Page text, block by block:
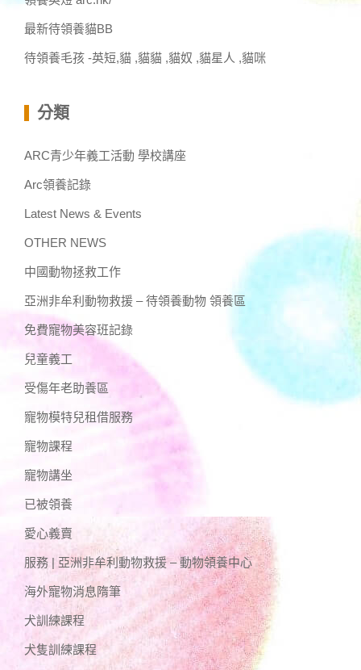
最新待領養貓BB
待領養毛孩 -英短,貓 ,貓貓 ,貓奴 ,貓星人 ,貓咪
分類
ARC青少年義工活動 學校講座
Arc領養記錄
Latest News & Events
OTHER NEWS
中國動物拯救工作
亞洲非牟利動物救援 – 待領養動物 領養區
免費寵物美容班記錄
兒童義工
受傷年老助養區
寵物模特兒租借服務
寵物課程
寵物講坐
已被領養
愛心義賣
服務 | 亞洲非牟利動物救援 – 動物領養中心
海外寵物消息隋筆
犬訓練課程
犬隻訓練課程